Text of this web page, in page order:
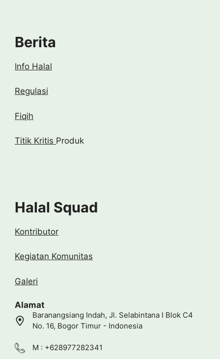
Berita
Info Halal
Regulasi
Fiqih
Titik Kritis Produk
Halal Squad
Kontributor
Kegiatan Komunitas
Galeri
Alamat
Baranangsiang Indah, Jl. Selabintana I Blok C4
No. 16, Bogor Timur - Indonesia
M : +628977282341